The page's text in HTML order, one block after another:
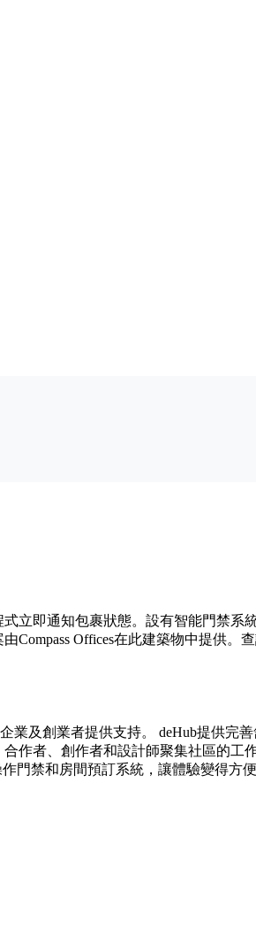
立即通知包裹狀態。設有智能門禁
Compass Offices在此建築物中提供
及創業者提供支持。 deHub提供完
作者、創作者和設計師聚集社區的工
門禁和房間預訂系統，讓體驗變得方